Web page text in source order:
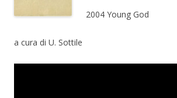
2004 Young God
a cura di U. Sottile